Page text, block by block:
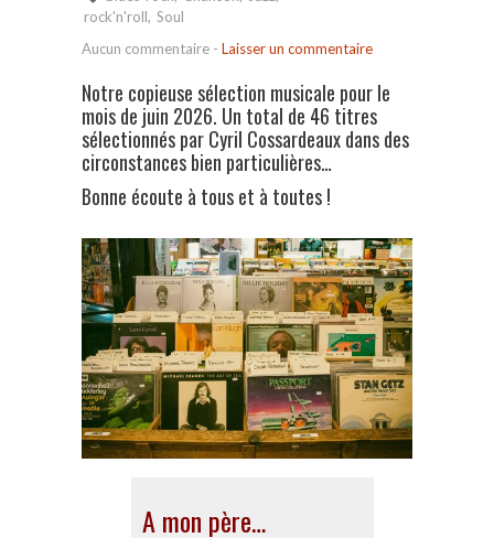
rock'n'roll, Soul
Aucun commentaire - Laisser un commentaire
Notre copieuse sélection musicale pour le
mois de juin 2026. Un total de 46 titres
sélectionnés par Cyril Cossardeaux dans des
circonstances bien particulières…
Bonne écoute à tous et à toutes !
A mon père…